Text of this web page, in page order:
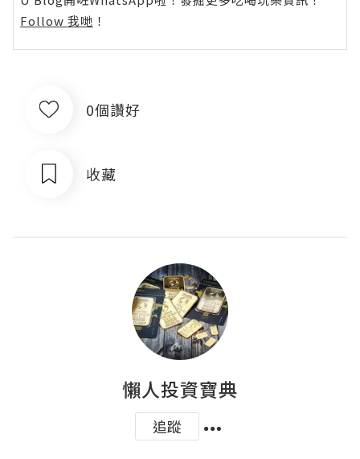
Follow 我哋 ！
0個讚好
收藏
懶人投資寶典
追蹤